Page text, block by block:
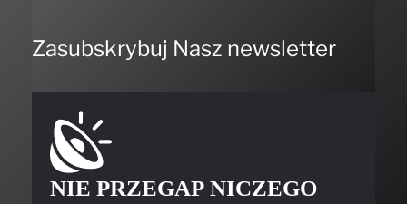
Zasubskrybuj Nasz newsletter
NIE PRZEGAP NICZEGO